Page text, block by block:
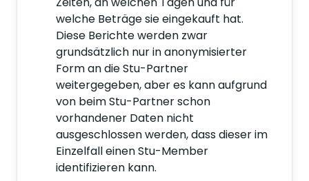
welche Beträge sie eingekauft hat.
Diese Berichte werden zwar
grundsätzlich nur in anonymisierter
Form an die Stu-Partner
weitergegeben, aber es kann aufgrund
von beim Stu-Partner schon
vorhandener Daten nicht
ausgeschlossen werden, dass dieser im
Einzelfall einen Stu-Member
identifizieren kann.